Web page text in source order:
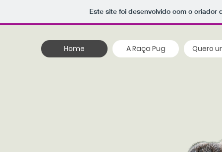
Este site foi desenvolvido com o criador
Home A Raça Pug Quero